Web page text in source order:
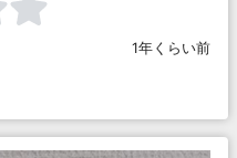
1年くらい前